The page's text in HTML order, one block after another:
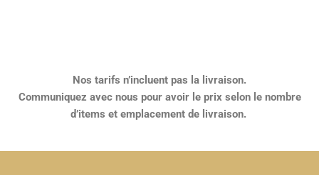
Nos tarifs n’incluent pas la livraison.
Communiquez avec nous pour avoir le prix selon le nombre
d’items et emplacement de livraison.